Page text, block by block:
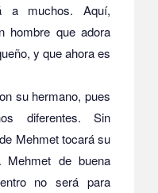
a muchos. Aquí,
hombre que adora
y que ahora es
su hermano, pues
diferentes. Sin
Mehmet tocará su
Mehmet de buena
no será para